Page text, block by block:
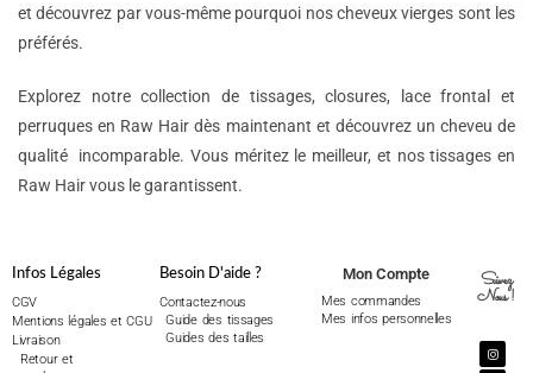
et découvrez par vous-même pourquoi nos cheveux vierges sont les
préférés.
Explorez notre collection de tissages, closures, lace frontal et
perruques en Raw Hair dès maintenant et découvrez un cheveu de
qualité incomparable. Vous méritez le meilleur, et nos tissages en
Raw Hair vous le garantissent.
Infos Légales
CGV
Mentions légales et CGU
Livraison
Retour et
Besoin D'aide ?
Contactez-nous
Guide des tissages
Guides des tailles
Mon Compte
Mes commandes
Mes infos personnelles
Suivez
Nous !